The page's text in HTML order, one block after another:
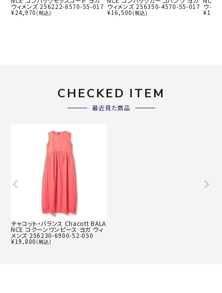
ウィメンズ 256222-6570-55-017
¥24,970 (税込)
ウィメンズ 256350-4570-55-017
¥16,500 (税込)
ウィ
¥
CHECKED ITEM
最近見た商品
チャコット・バランス Chacott BALA
NCE コクーンワンピース ヨガ ウィ
メンズ 256230-6900-52-050
¥19,800 (税込)